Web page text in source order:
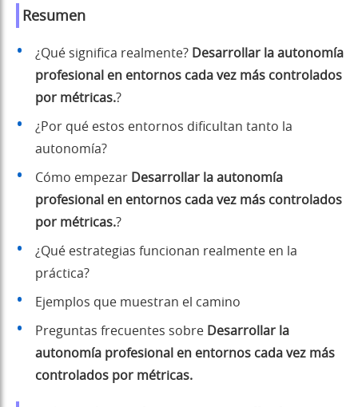
Resumen
¿Qué significa realmente? Desarrollar la autonomía
profesional en entornos cada vez más controlados
por métricas.?
¿Por qué estos entornos dificultan tanto la
autonomía?
Cómo empezar Desarrollar la autonomía
profesional en entornos cada vez más controlados
por métricas.?
¿Qué estrategias funcionan realmente en la
práctica?
Ejemplos que muestran el camino
Preguntas frecuentes sobre Desarrollar la
autonomía profesional en entornos cada vez más
controlados por métricas.